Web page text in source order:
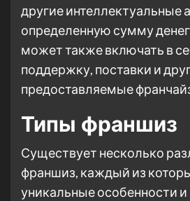
другие интеллектуальные
определенную сумму
может также включать в
поддержку, поставки и
предоставляемые
Типы франшиз
Существует несколько
франшиз, каждый из
уникальные особенности